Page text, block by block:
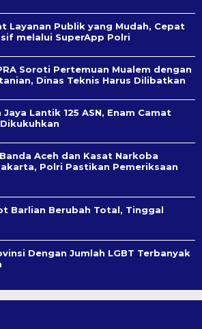
Layanan Publik yang Mudah, Cepat
melalui SuperApp Polri
Soroti Pertemuan Mualem dengan
Dinas Teknis Harus Dilibatkan
Lantik 125 ASN, Enam Camat
Aceh dan Kasat Narkoba
Polri Pastikan Pemeriksaan
Barlian Berubah Total, Tinggal
Dengan Jumlah LGBT Terbanyak